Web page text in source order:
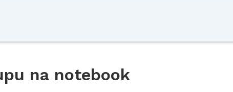
na notebook